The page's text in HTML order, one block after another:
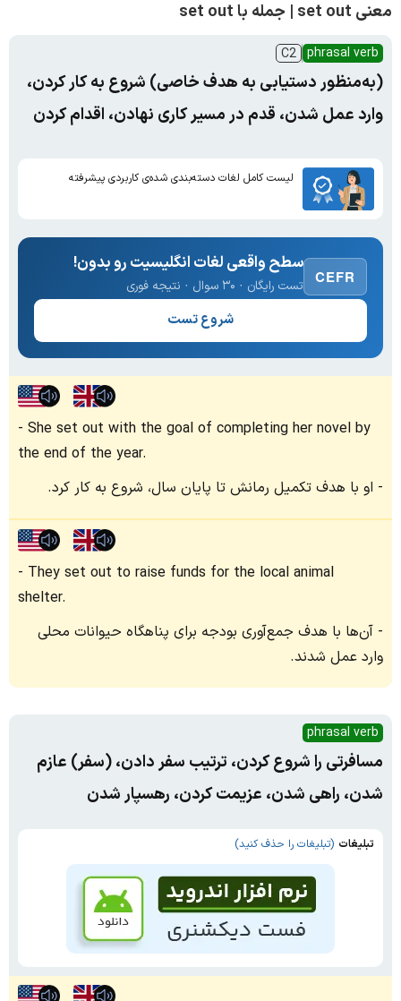
معنی set out | جمله با set out
phrasal verb
C2
(به‌منظور دستیابی به هدف خاصی) شروع به‌ کار کردن،
وارد عمل شدن، قدم در مسیر کاری نهادن، اقدام کردن
لیست کامل لغات دسته‌بندی شده‌ی کاربردی پیشرفته
CEFR
سطح واقعی لغات انگلیسیت رو بدون!
تست رایگان · ۳۰ سوال · نتیجه فوری
شروع تست
She set out with the goal of completing her novel by
the end of the year.
او با هدف تکمیل رمانش تا پایان سال، شروع به کار کرد.
They set out to raise funds for the local animal
shelter.
آن‌ها با هدف جمع‌آوری بودجه برای پناهگاه حیوانات محلی
وارد عمل شدند.
phrasal verb
مسافرتی را شروع کردن، ترتیب سفر دادن، (سفر) عازم
شدن، راهی شدن، عزیمت کردن، رهسپار شدن
تبلیغات (تبلیغات را حذف کنید)